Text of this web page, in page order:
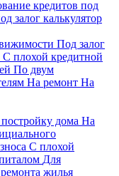
кредитов под
залог калькулятор
Под залог
С плохой кредитной
По двум
На ремонт На
дома На
С плохой
Для
жилья